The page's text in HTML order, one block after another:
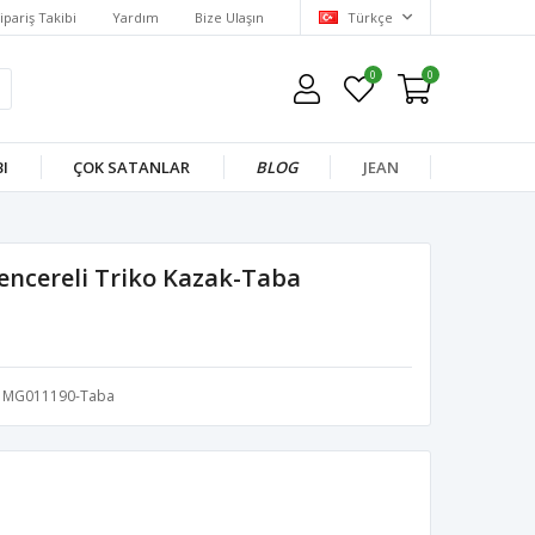
Takibi Yardım Bize Ulaşın Türkçe
0 0
ÇOK SATANLAR BLOG JEAN
Triko Kazak-Taba
MG011190-Taba